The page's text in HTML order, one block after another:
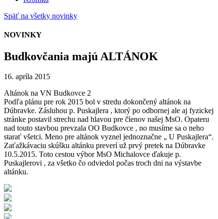
Späť na všetky novinky
NOVINKY
Budkovčania majú ALTÁNOK
16. apríla 2015
Altánok na VN Budkovce 2
Podľa plánu pre rok 2015 bol v stredu dokončený altánok na
Dúbravke. Zásluhou p. Puskajlera , ktorý po odbornej ale aj fyzickej
stránke postavil strechu nad hlavou pre členov našej MsO. Opateru
nad touto stavbou prevzala OO Budkovce , no musíme sa o neho
starať všetci. Meno pre altánok vyznel jednoznačne „ U Puskajlera“.
Zaťažkávaciu skúšku altánku preverí už prvý pretek na Dúbravke
10.5.2015. Toto cestou výbor MsO Michalovce ďakuje p.
Puskajlerovi , za všetko čo odviedol počas troch dni na výstavbe
altánku.